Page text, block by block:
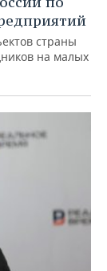
страны
на малых